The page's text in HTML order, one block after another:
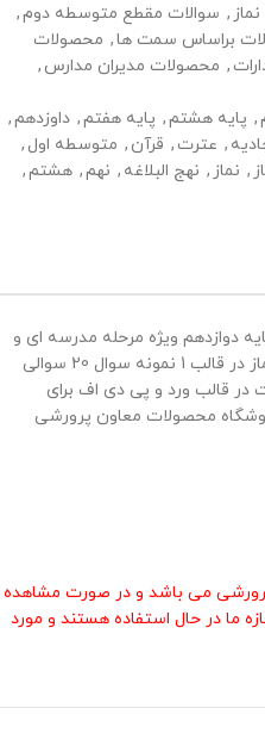
, سوالات مقطع متوسطه دوم,
براساس سمت ها, محصولات
, محصولات مدیران مدارس ,
, پایه هشتم, پایه هفتم, داوزدهم,
, عترت , قرآن , متوسطه اول ,
, نماز , نهج البلاغه , نهم, هشتم,
دوازدهم ویژه مرحله مدرسه ای و
شهرستانی مسابقات قرآن ، عترت و نماز در قالب 1 نمونه سوال 20 سوالی
در قالب ورد و پی دی اف برای
محصولات معاون پرورشی
می باشد و در صورت مشاهده
ما در حال استفاده هستند و مورد